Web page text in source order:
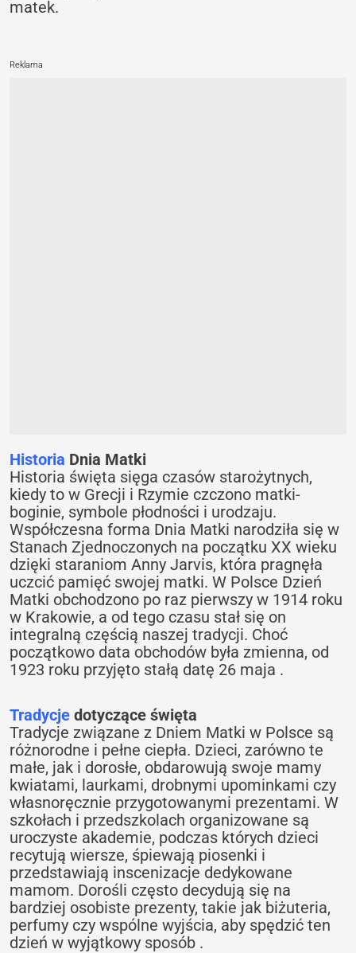
matek.
Reklama
Historia Dnia Matki
Historia święta sięga czasów starożytnych,
kiedy to w Grecji i Rzymie czczono matki-
boginie, symbole płodności i urodzaju.
Współczesna forma Dnia Matki narodziła się w
Stanach Zjednoczonych na początku XX wieku
dzięki staraniom Anny Jarvis, która pragnęła
uczcić pamięć swojej matki. W Polsce Dzień
Matki obchodzono po raz pierwszy w 1914 roku
w Krakowie, a od tego czasu stał się on
integralną częścią naszej tradycji. Choć
początkowo data obchodów była zmienna, od
1923 roku przyjęto stałą datę 26 maja .
Tradycje dotyczące święta
Tradycje związane z Dniem Matki w Polsce są
różnorodne i pełne ciepła. Dzieci, zarówno te
małe, jak i dorosłe, obdarowują swoje mamy
kwiatami, laurkami, drobnymi upominkami czy
własnoręcznie przygotowanymi prezentami. W
szkołach i przedszkolach organizowane są
uroczyste akademie, podczas których dzieci
recytują wiersze, śpiewają piosenki i
przedstawiają inscenizacje dedykowane
mamom. Dorośli często decydują się na
bardziej osobiste prezenty, takie jak biżuteria,
perfumy czy wspólne wyjścia, aby spędzić ten
dzień w wyjątkowy sposób .